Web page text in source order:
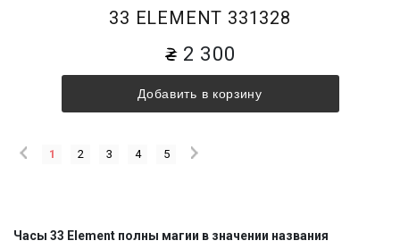
33 ELEMENT 331328
2 300
Добавить в корзину
1 2 3 4 5
Часы 33 Element полны магии в значении названия